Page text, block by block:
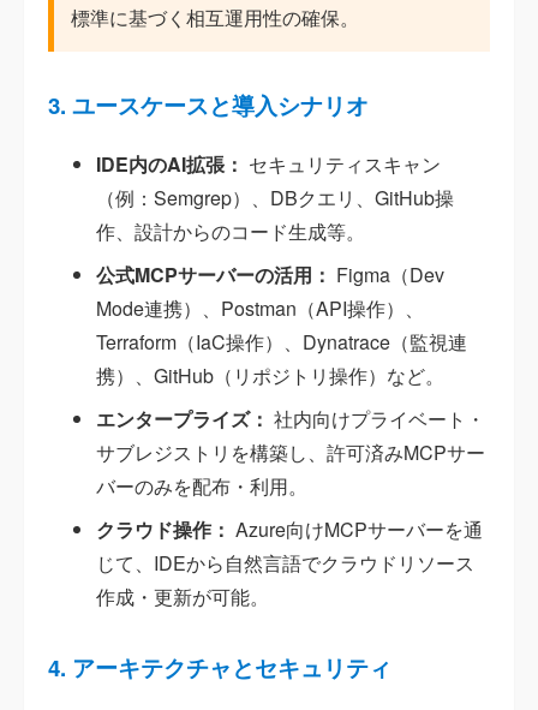
標準に基づく相互運用性の確保。
3. ユースケースと導入シナリオ
IDE内のAI拡張： セキュリティスキャン
（例：Semgrep）、DBクエリ、GitHub操
作、設計からのコード生成等。
公式MCPサーバーの活用： Figma（Dev
Mode連携）、Postman（API操作）、
Terraform（IaC操作）、Dynatrace（監視連
携）、GitHub（リポジトリ操作）など。
エンタープライズ： 社内向けプライベート・
サブレジストリを構築し、許可済みMCPサー
バーのみを配布・利用。
クラウド操作： Azure向けMCPサーバーを通
じて、IDEから自然言語でクラウドリソース
作成・更新が可能。
4. アーキテクチャとセキュリティ